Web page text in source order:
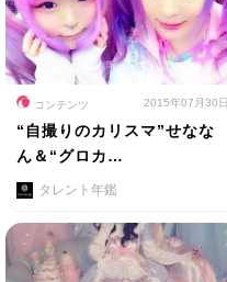
コンテンツ 2015年07月30日
“自撮りのカリスマ”せなな
ん＆“グロカ…
タレント年鑑